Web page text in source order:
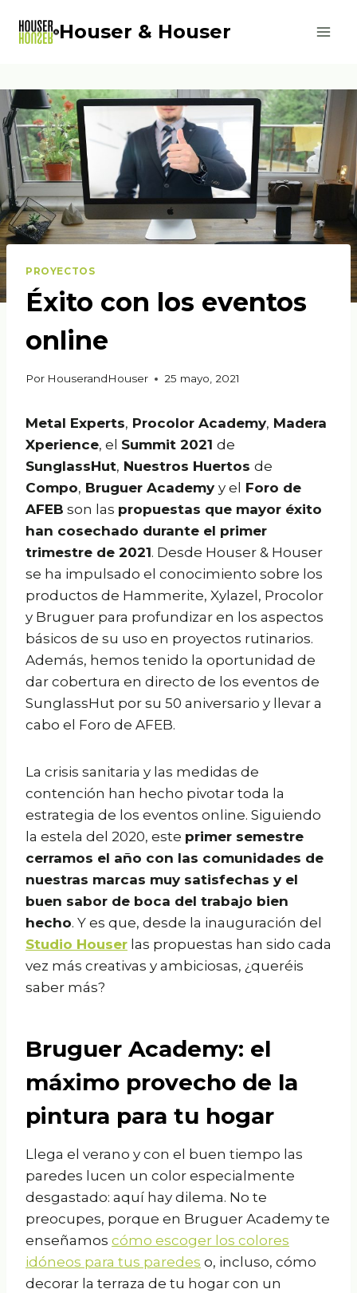
Houser & Houser
PROYECTOS
Éxito con los eventos
online
Por HouserandHouser 25 mayo, 2021
Metal Experts, Procolor Academy, Madera
Xperience, el Summit 2021 de
SunglassHut, Nuestros Huertos de
Compo, Bruguer Academy y el Foro de
AFEB son las propuestas que mayor éxito
han cosechado durante el primer
trimestre de 2021. Desde Houser & Houser
se ha impulsado el conocimiento sobre los
productos de Hammerite, Xylazel, Procolor
y Bruguer para profundizar en los aspectos
básicos de su uso en proyectos rutinarios.
Además, hemos tenido la oportunidad de
dar cobertura en directo de los eventos de
SunglassHut por su 50 aniversario y llevar a
cabo el Foro de AFEB.
La crisis sanitaria y las medidas de
contención han hecho pivotar toda la
estrategia de los eventos online. Siguiendo
la estela del 2020, este primer semestre
cerramos el año con las comunidades de
nuestras marcas muy satisfechas y el
buen sabor de boca del trabajo bien
hecho. Y es que, desde la inauguración del
Studio Houser las propuestas han sido cada
vez más creativas y ambiciosas, ¿queréis
saber más?
Bruguer Academy: el
máximo provecho de la
pintura para tu hogar
Llega el verano y con el buen tiempo las
paredes lucen un color especialmente
desgastado: aquí hay dilema. No te
preocupes, porque en Bruguer Academy te
enseñamos cómo escoger los colores
idóneos para tus paredes o, incluso, cómo
decorar la terraza de tu hogar con un